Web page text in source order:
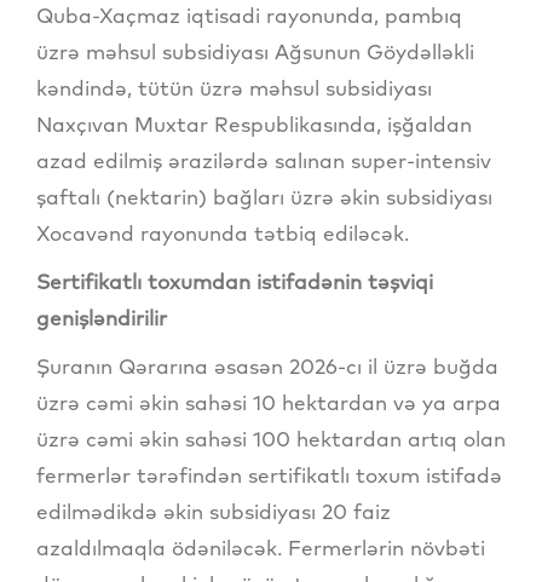
Quba-Xaçmaz iqtisadi rayonunda, pambıq
üzrə məhsul subsidiyası Ağsunun Göydəlləkli
kəndində, tütün üzrə məhsul subsidiyası
Naxçıvan Muxtar Respublikasında, işğaldan
azad edilmiş ərazilərdə salınan super-intensiv
şaftalı (nektarin) bağları üzrə əkin subsidiyası
Xocavənd rayonunda tətbiq ediləcək.
Sertifikatlı toxumdan istifadənin təşviqi
genişləndirilir
Şuranın Qərarına əsasən 2026-cı il üzrə buğda
üzrə cəmi əkin sahəsi 10 hektardan və ya arpa
üzrə cəmi əkin sahəsi 100 hektardan artıq olan
fermerlər tərəfindən sertifikatlı toxum istifadə
edilmədikdə əkin subsidiyası 20 faiz
azaldılmaqla ödəniləcək. Fermerlərin növbəti